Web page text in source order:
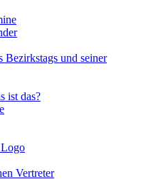
Bezirkstags und seiner
ist das?
Logo
Vertreter